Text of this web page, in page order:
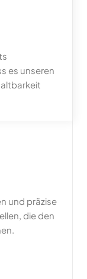
es unseren
und präzise
die den